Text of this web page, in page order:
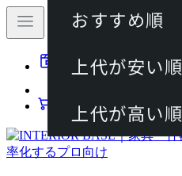
動画マニュアル
カート
おすすめ順
上代が安い順
上代が高い順